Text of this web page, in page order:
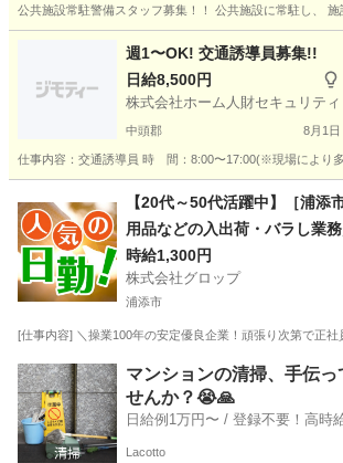
公共施設常駐警備スタッフ募集！！ 公共施設に常駐し、
シニア
週1〜OK! 交通誘導員募集!!
日給8,500円
株式会社ホーム人財セキュリティ
中頭郡 8月1日
仕事内容：交通誘導員 時 間：8:00〜17:00(※現場により
その他 シニア
【20代～50代活躍中】［浦添
用品などの入出荷・バラし業
／屋根付きの定温倉庫での作業
り
時給1,300円
株式会社グロップ
浦添市
[仕事内容] ＼操業100年の安定優良企業！頑張り次第で
沖縄 浦添市 工場
マンションの清掃、手伝っ
せんか？😭🙏
日給例1万円〜 / 登録不要
Lacotto